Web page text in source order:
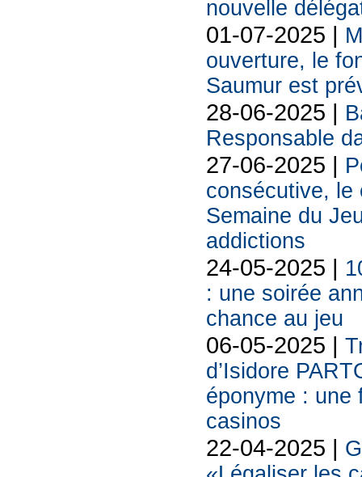
nouvelle
01-07-2025 |
ouverture, le
Saumur est
28-06-2025 |
Responsable
27-06-2025 |
consécutive, le
Semaine du
addictions
24-05-2025 |
: une soirée
chance au jeu
06-05-2025 |
d’Isidore
éponyme : une
casinos
22-04-2025 |